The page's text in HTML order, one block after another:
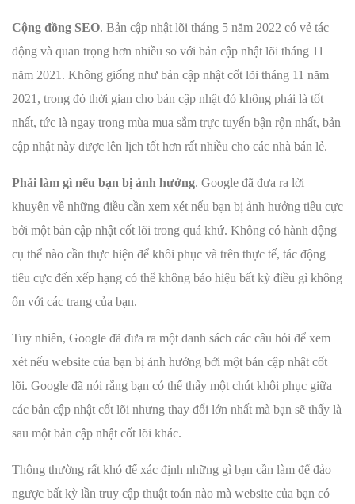
Cộng đồng SEO. Bản cập nhật lõi tháng 5 năm 2022 có vẻ tác
động và quan trọng hơn nhiều so với bản cập nhật lõi tháng 11
năm 2021. Không giống như bản cập nhật cốt lõi tháng 11 năm
2021, trong đó thời gian cho bản cập nhật đó không phải là tốt
nhất, tức là ngay trong mùa mua sắm trực tuyến bận rộn nhất, bản
cập nhật này được lên lịch tốt hơn rất nhiều cho các nhà bán lẻ.
Phải làm gì nếu bạn bị ảnh hưởng. Google đã đưa ra lời
khuyên về những điều cần xem xét nếu bạn bị ảnh hưởng tiêu cực
bởi một bản cập nhật cốt lõi trong quá khứ. Không có hành động
cụ thể nào cần thực hiện để khôi phục và trên thực tế, tác động
tiêu cực đến xếp hạng có thể không báo hiệu bất kỳ điều gì không
ổn với các trang của bạn.
Tuy nhiên, Google đã đưa ra một danh sách các câu hỏi để xem
xét nếu website của bạn bị ảnh hưởng bởi một bản cập nhật cốt
lõi. Google đã nói rằng bạn có thể thấy một chút khôi phục giữa
các bản cập nhật cốt lõi nhưng thay đổi lớn nhất mà bạn sẽ thấy là
sau một bản cập nhật cốt lõi khác.
Thông thường rất khó để xác định những gì bạn cần làm để đảo
ngược bất kỳ lần truy cập thuật toán nào mà website của bạn có